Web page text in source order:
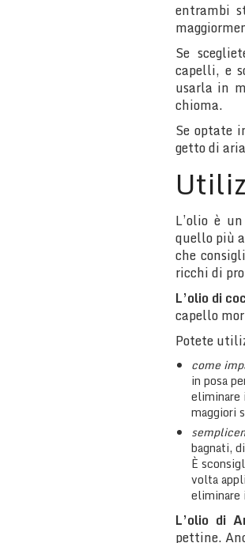
entrambi
Se
capelli, e
usarla in
chioma.
Se optate
getto di
L’olio è
quello più
che
ricchi di
L’olio di
capello
Potete
come
in posa
eliminare
maggiori
bagnati,
È
volta
eliminare
L’olio di
pettine.